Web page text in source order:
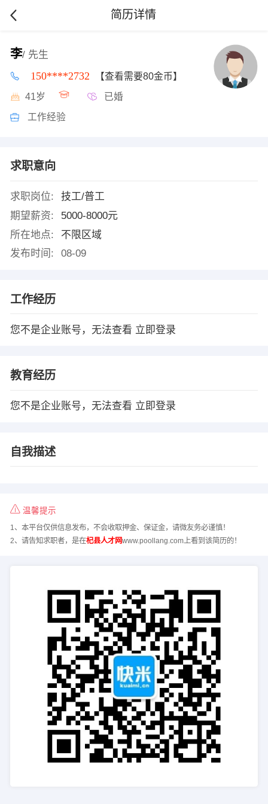
简历详情
李/ 先生
150****2732 【查看需要80金币】
41岁 已婚
工作经验
求职意向
求职岗位:
技工/普工
期望薪资:
5000-8000元
所在地点:
不限区域
发布时间:
08-09
工作经历
您不是企业账号，无法查看 立即登录
教育经历
您不是企业账号，无法查看 立即登录
自我描述
温馨提示
1、本平台仅供信息发布，不会收取押金、保证金，请微友务必谨慎！
2、请告知求职者，是在杞县人才网www.poollang.com上看到该简历的！